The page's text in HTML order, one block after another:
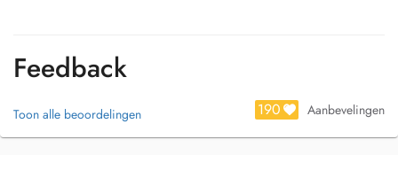
Feedback
Toon alle beoordelingen 190 Aanbevelingen